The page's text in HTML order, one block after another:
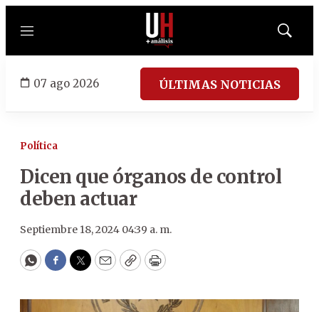
Menú
Mostrar
07 ago 2026 ÚLTIMAS NOTICIAS
Política
Dicen que órganos de control
deben actuar
Septiembre 18, 2024 04:39 a. m.
WhatsApp
Facebook
Twitter
EmailCopyPrint